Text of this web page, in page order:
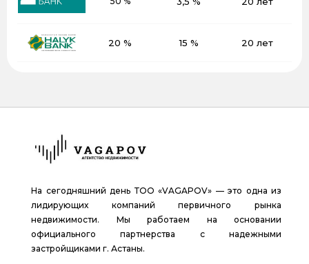
20 % 15 % 20 лет
На сегодняшний день ТОО «VAGAPOV» — это одна из
лидирующих компаний первичного рынка
недвижимости. Мы работаем на основании
официального партнерства с надежными
застройщиками г. Астаны.